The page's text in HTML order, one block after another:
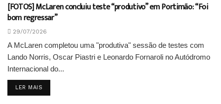
[FOTOS] McLaren concluiu teste “produtivo” em Portimão: “Foi
bom regressar”
29/07/2026
A McLaren completou uma "produtiva" sessão de testes com
Lando Norris, Oscar Piastri e Leonardo Fornaroli no Autódromo
Internacional do...
LER MAIS